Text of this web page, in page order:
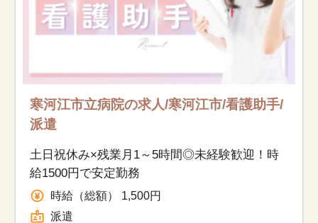
就職サポート
人材をお探しの医療機関・企業様
運営会社
寒河江市立病院の求人/寒河江市/看護助手/
派遣
土日祝休み×残業月1～5時間◎未経験歓迎！時
給1500円で安定勤務
時給（総額） 1,500円
派遣